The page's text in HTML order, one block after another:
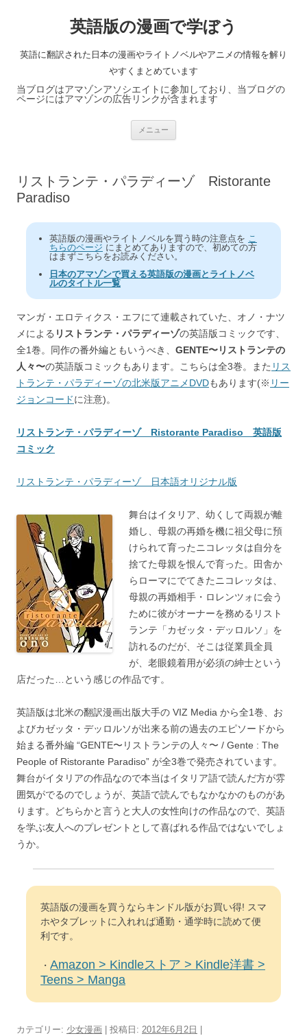
英語版の漫画で学ぼう
英語に翻訳された日本の漫画やライトノベルやアニメの情報を解り
やすくまとめています
当ブログはアマゾンアソシエイトに参加しており、当ブログの
ページにはアマゾンの広告リンクが含まれます
メニュー
ス
リストランテ・パラディーゾ Ristorante
Paradiso
英語版の漫画やライトノベルを買う時の注意点を こ
ちらのページ にまとめてありますので、初めての方
はまずこちらをお読みください。
日本のアマゾンで買える英語版の漫画とライトノベ
ルのタイトル一覧
マンガ・エロティクス・エフにて連載されていた、オノ・ナツ
メによる リストランテ・パラディーゾの英語版コミックです、
全1巻。同作の番外編ともいうべき、 GENTE〜リストランテの
人々〜の英語版コミックもあります。こちらは全3巻。また リス
トランテ・パラディーゾの北米版アニメDVDもあります(※ リー
ジョンコードに注意)。
リストランテ・パラディーゾ Ristorante Paradiso 英語版
コミック
リストランテ・パラディーゾ 日本語オリジナル版
舞台はイタリア、幼くして両親が離
婚し、母親の再婚を機に祖父母に預
けられて育ったニコレッタは自分を
捨てた母親を恨んで育った。田舎か
らローマにでてきたニコレッタは、
母親の再婚相手・ロレンツォに会う
ために彼がオーナーを務めるリスト
ランテ「カゼッタ・デッロルソ」を
訪れるのだが、そこは従業員全員
が、老眼鏡着用が必須の紳士という
店だった…という感じの作品です。
英語版は北米の翻訳漫画出版大手の VIZ Media から全1巻、お
よびカゼッタ・デッロルソが出来る前の過去のエピソードから
始まる番外編 “GENTE〜リストランテの人々〜 / Gente : The
People of Ristorante Paradiso” が全3巻で発売されています。
舞台がイタリアの作品なので本当はイタリア語で読んだ方が雰
囲気がでるのでしょうが、英語で読んでもなかなかのものがあ
ります。どちらかと言うと大人の女性向けの作品なので、英語
を学ぶ友人へのプレゼントとして喜ばれる作品ではないでしょ
うか。
英語版の漫画を買うならキンドル版がお買い得! スマ
ホやタブレットに入れれば通勤・通学時に読めて便
利です。
・ Amazon > Kindleストア > Kindle洋書 >
Teens > Manga
カテゴリー: 少女漫画 | 投稿日: 2012年6月2日